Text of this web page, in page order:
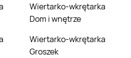
Wiertarko-wkrętarka
Dom i wnętrze
Wiertarko-wkrętarka
Groszek